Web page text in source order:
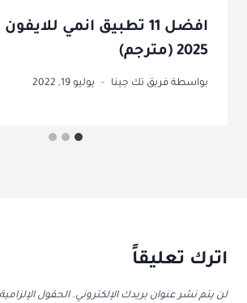
افضل 11 تطبيق انمي
2025 (مترجم)
بواسطة فريق تك جينا يوليو 19, 2022
اترك تعليقاً
لن يتم نشر عنوان بريدك الإلكتروني. الحقول